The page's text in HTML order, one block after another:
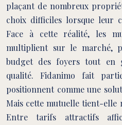
plaçant de nombreux
choix difficiles lorsque leur
Face à cette réalité, les
multiplient sur le marché,
budget des foyers tout en
qualité. Fidanimo fait
positionnent comme une
Mais cette mutuelle tient-elle
Entre tarifs attractifs